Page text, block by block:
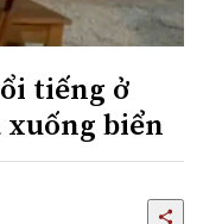
tiếng ở
biển